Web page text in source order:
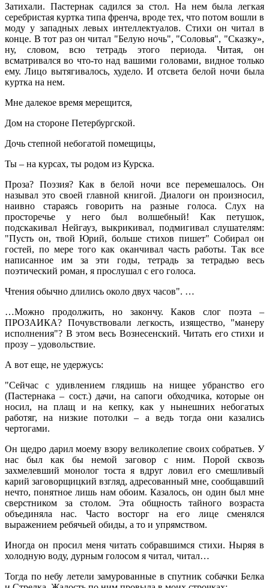
Затихали. Пастернак садился за стол. На нем была легкая
серебристая куртка типа френча, вроде тех, что потом вошли в
моду у западных левых интеллектуалов. Стихи он читал в
конце. В тот раз он читал "Белую ночь", "Соловья", "Сказку»,
ну, словом, всю тетрадь этого периода. Читая, он
всматривался во что-то над вашими головами, видное только
ему. Лицо вытягивалось, худело. И отсвета белой ночи была
куртка на нем.
Мне далекое время мерещится,
Дом на стороне Петербургской.
Дочь степной небогатой помещицы,
Ты – на курсах, ты родом из Курска.
Проза? Поэзия? Как в белой ночи все перемешалось. Он
называл это своей главной книгой. Диалоги он произносил,
наивно стараясь говорить на разные голоса. Слух на
просторечье у него был волшебный! Как петушок,
подскакивал Нейгауз, выкрикивал, подмигивал слушателям:
"Пусть он, твой Юрий, больше стихов пишет" Собирал он
гостей, по мере того как оканчивал часть работы. Так все
написанное им за эти годы, тетрадь за тетрадью весь
поэтический роман, я прослушал с его голоса.
Чтения обычно длились около двух часов". …
…Можно продолжить, но закончу. Каков слог поэта –
ПРОЗАИКА? Почувствовали легкость, изящество, "манеру
исполнения"? В этом весь Вознесенский. Читать его стихи и
прозу – удовольствие.
А вот еще, не удержусь:
"Сейчас с удивлением глядишь на нищее убранство его
(Пастернака – сост.) дачи, на сапоги обходчика, которые он
носил, на плащ и на кепку, как у нынешних небогатых
работяг, на низкие потолки – а ведь тогда они казались
чертогами.
Он щедро дарил моему взору великолепие своих собратьев. У
нас был как бы немой заговор с ним. Порой сквозь
захмелевший монолог тоста я вдруг ловил его смешливый
карий заговорщицкий взгляд, адресованный мне, сообщавший
нечто, понятное лишь нам обоим. Казалось, он один был мне
сверстником за столом. Эта общность тайного возраста
объединяла нас. Часто восторг на его лице сменялся
выражением ребячьей обиды, а то и упрямством.
Иногда он просил меня читать собравшимся стихи. Ныряя в
холодную воду, дурным голосом я читал, читал…
Тогда по небу летели замурованные в спутник собачки Белка